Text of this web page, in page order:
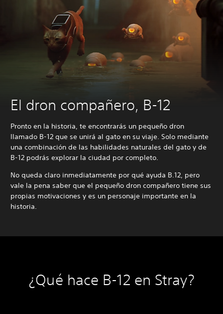
El dron compañero, B-12
Pronto en la historia, te encontrarás un pequeño dron
llamado B-12 que se unirá al gato en su viaje. Solo mediante
una combinación de las habilidades naturales del gato y de
B-12 podrás explorar la ciudad por completo.
No queda claro inmediatamente por qué ayuda B.12, pero
vale la pena saber que el pequeño dron compañero tiene sus
propias motivaciones y es un personaje importante en la
historia.
¿Qué hace B-12 en Stray?